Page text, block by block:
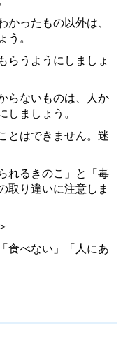
ったもの以外は、
。
うようにしましょ
らないものは、人か
ましょう。
はできません。迷
れるきのこ」と「毒
取り違いに注意しま
食べない」「人にあ